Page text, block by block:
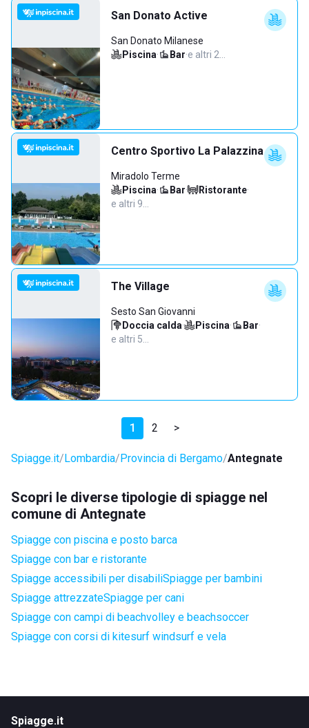
San Donato Active
San Donato Milanese
Piscina· Bar·e altri 2…
Centro Sportivo La Palazzina
Miradolo Terme
Piscina· Bar· Ristorante·
e altri 9…
The Village
Sesto San Giovanni
Doccia calda· Piscina· Bar·
e altri 5…
1 2 >
Spiagge.it Lombardia Provincia di Bergamo Antegnate
Scopri le diverse tipologie di spiagge nel
comune di Antegnate
Spiagge con piscina e posto barca
Spiagge con bar e ristorante
Spiagge accessibili per disabiliSpiagge per bambini
Spiagge attrezzateSpiagge per cani
Spiagge con campi di beachvolley e beachsoccer
Spiagge con corsi di kitesurf windsurf e vela
Spiagge.it